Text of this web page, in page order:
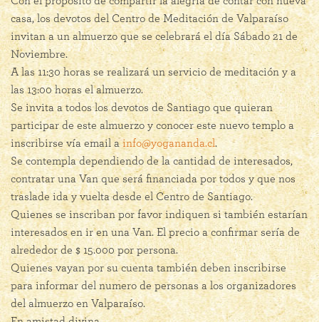
casa, los devotos del Centro de Meditación de Valparaíso
invitan a un almuerzo que se celebrará el día Sábado 21 de
Noviembre.
A las 11:30 horas se realizará un servicio de meditación y a
las 13:00 horas el almuerzo.
Se invita a todos los devotos de Santiago que quieran
participar de este almuerzo y conocer este nuevo templo a
inscribirse vía email ainfo@yogananda.cl .
Se contempla dependiendo de la cantidad de interesados,
contratar una Van que será financiada por todos y que nos
traslade ida y vuelta desde el Centro de Santiago.
Quienes se inscriban por favor indiquen si también estarían
interesados en ir en una Van. El precio a confirmar sería de
alrededor de $ 15.000 por persona.
Quienes vayan por su cuenta también deben inscribirse
para informar del numero de personas a los organizadores
del almuerzo en Valparaíso.